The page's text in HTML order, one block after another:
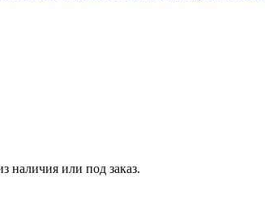
или под заказ.